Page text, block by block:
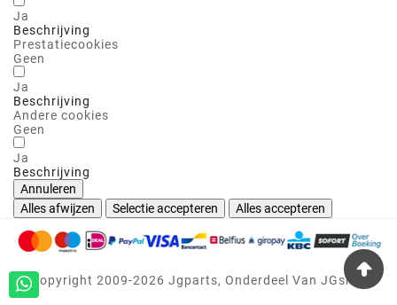
Ja
Beschrijving
Prestatiecookies
Geen
Ja
Beschrijving
Andere cookies
Geen
Ja
Beschrijving
Annuleren
Alles afwijzen
Selectie accepteren Alles accepteren
©copyright 2009-2026 Jgparts, Onderdeel Van JGshops